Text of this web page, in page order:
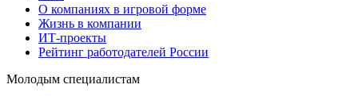
О компаниях в игровой форме
Жизнь в компании
ИТ-проекты
Рейтинг работодателей России
Молодым специалистам